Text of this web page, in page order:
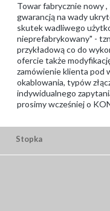
Towar fabrycznie nowy
gwarancją na wady
skutek wadliwego
nieprefabrykowany" -
przykładową co do
ofercie także
zamówienie klienta pod
okablowania, typów
indywidualnego
prosimy wcześniej o
Stopka